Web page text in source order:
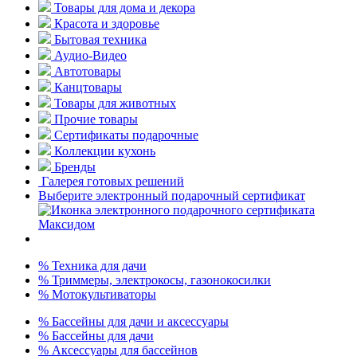
Товары для дома и декора
Красота и здоровье
Бытовая техника
Аудио-Видео
Автотовары
Канцтовары
Товары для животных
Прочие товары
Сертификаты подарочные
Коллекции кухонь
Бренды
Галерея готовых решений
Выберите электронный подарочный сертификат
% Техника для дачи
% Триммеры, электрокосы, газонокосилки
% Мотокультиваторы
% Бассейны для дачи и аксессуары
% Бассейны для дачи
% Аксессуары для бассейнов